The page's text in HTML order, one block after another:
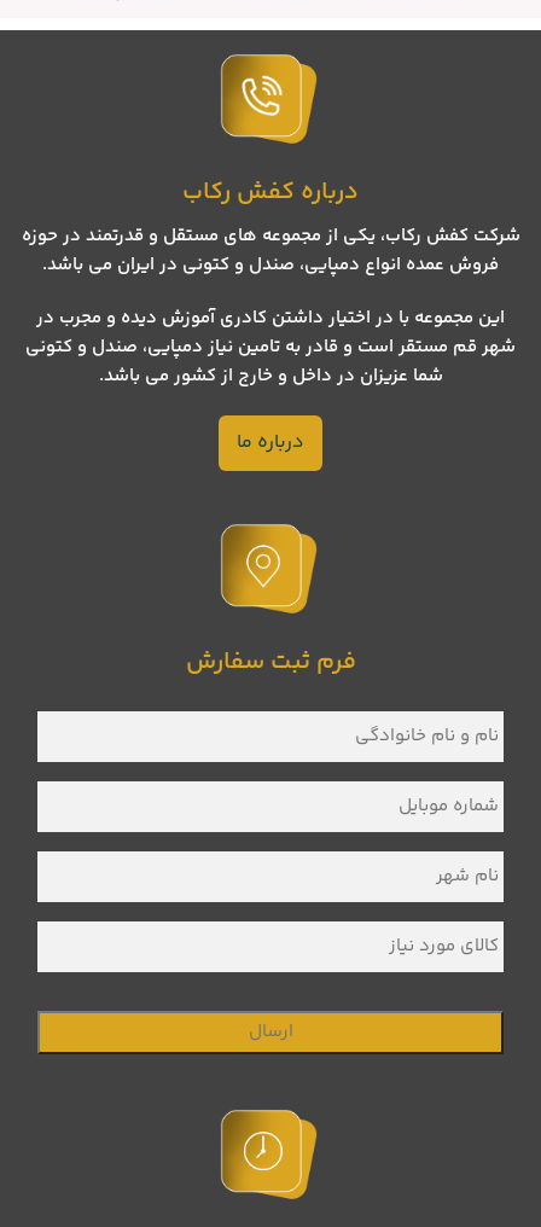
درباره کفش رکاب
شرکت کفش رکاب، یکی از مجموعه های مستقل و قدرتمند در حوزه
فروش عمده انواع دمپایی، صندل و کتونی در ایران می باشد.
این مجموعه با در اختیار داشتن کادری آموزش دیده و مجرب در
شهر قم مستقر است و قادر به تامین نیاز دمپایی، صندل و کتونی
شما عزیزان در داخل و خارج از کشور می باشد.
درباره ما
فرم ثبت سفارش
نام
و
نام
خانوادگی
*
شماره
موبایل *
نام
شهر *
کالای
مورد
نیاز